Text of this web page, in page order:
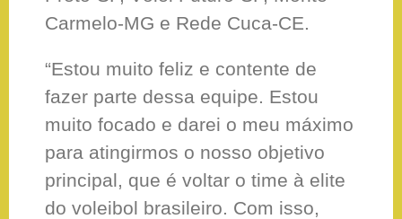
Carmelo-MG e Rede Cuca-CE.
“Estou muito feliz e contente de
fazer parte dessa equipe. Estou
muito focado e darei o meu máximo
para atingirmos o nosso objetivo
principal, que é voltar o time à elite
do voleibol brasileiro. Com isso,